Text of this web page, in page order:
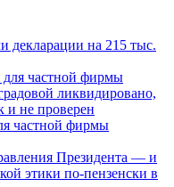
декларации на 215 тыс.
частной фирмы